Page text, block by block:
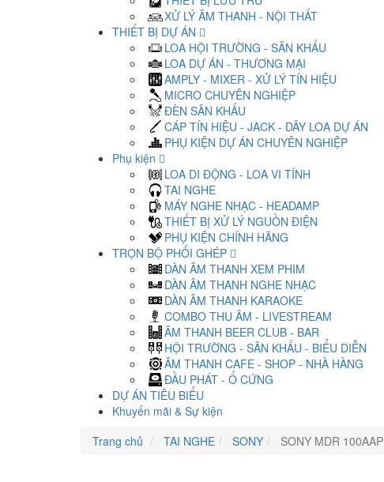
XỬ LÝ ÂM THANH - NỘI THẤT
THIẾT BỊ DỰ ÁN
LOA HỘI TRƯỜNG - SÂN KHẤU
LOA DỰ ÁN - THƯƠNG MẠI
AMPLY - MIXER - XỬ LÝ TÍN HIỆU
MICRO CHUYÊN NGHIỆP
ĐÈN SÂN KHẤU
CÁP TÍN HIỆU - JACK - DÂY LOA DỰ ÁN
PHỤ KIỆN DỰ ÁN CHUYÊN NGHIỆP
Phụ kiện
LOA DI ĐỘNG - LOA VI TÍNH
TAI NGHE
MÁY NGHE NHẠC - HEADAMP
THIẾT BỊ XỬ LÝ NGUỒN ĐIỆN
PHỤ KIỆN CHÍNH HÃNG
TRỌN BỘ PHỐI GHÉP
DÀN ÂM THANH XEM PHIM
DÀN ÂM THANH NGHE NHẠC
DÀN ÂM THANH KARAOKE
COMBO THU ÂM - LIVESTREAM
ÂM THANH BEER CLUB - BAR
HỘI TRƯỜNG - SÂN KHẤU - BIỂU DIỄN
ÂM THANH CAFE - SHOP - NHÀ HÀNG
ĐẦU PHÁT - Ổ CỨNG
DỰ ÁN TIÊU BIỂU
Khuyến mãi & Sự kiện
Trang chủ
TAI NGHE SONY SONY MDR 100AAP